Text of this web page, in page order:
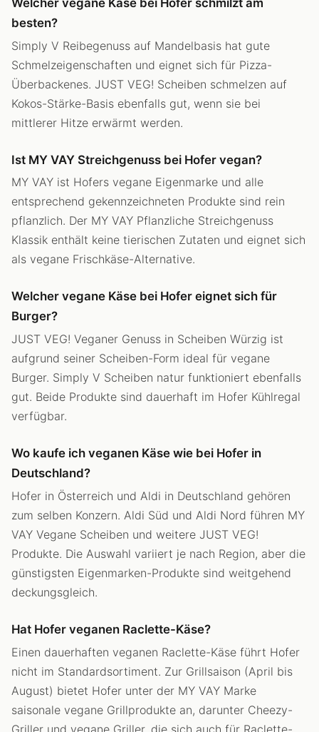
besten?
Simply V Reibegenuss auf Mandelbasis hat gute
Schmelzeigenschaften und eignet sich für Pizza-
Überbackenes. JUST VEG! Scheiben schmelzen auf
Kokos-Stärke-Basis ebenfalls gut, wenn sie bei
mittlerer Hitze erwärmt werden.
Ist MY VAY Streichgenuss bei Hofer vegan?
MY VAY ist Hofers vegane Eigenmarke und alle
entsprechend gekennzeichneten Produkte sind rein
pflanzlich. Der MY VAY Pflanzliche Streichgenuss
Klassik enthält keine tierischen Zutaten und eignet sich
als vegane Frischkäse-Alternative.
Welcher vegane Käse bei Hofer eignet sich für
Burger?
JUST VEG! Veganer Genuss in Scheiben Würzig ist
aufgrund seiner Scheiben-Form ideal für vegane
Burger. Simply V Scheiben natur funktioniert ebenfalls
gut. Beide Produkte sind dauerhaft im Hofer Kühlregal
verfügbar.
Wo kaufe ich veganen Käse wie bei Hofer in
Deutschland?
Hofer in Österreich und Aldi in Deutschland gehören
zum selben Konzern. Aldi Süd und Aldi Nord führen MY
VAY Vegane Scheiben und weitere JUST VEG!
Produkte. Die Auswahl variiert je nach Region, aber die
günstigsten Eigenmarken-Produkte sind weitgehend
deckungsgleich.
Hat Hofer veganen Raclette-Käse?
Einen dauerhaften veganen Raclette-Käse führt Hofer
nicht im Standardsortiment. Zur Grillsaison (April bis
August) bietet Hofer unter der MY VAY Marke
saisonale vegane Grillprodukte an, darunter Cheezy-
Griller und vegane Griller, die sich auch für Raclette-